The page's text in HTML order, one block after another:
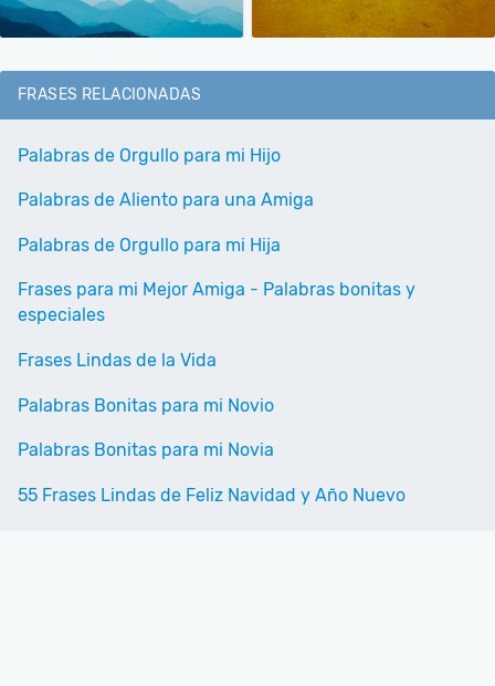
FRASES RELACIONADAS
Palabras de Orgullo para mi Hijo
Palabras de Aliento para una Amiga
Palabras de Orgullo para mi Hija
Frases para mi Mejor Amiga - Palabras bonitas y
especiales
Frases Lindas de la Vida
Palabras Bonitas para mi Novio
Palabras Bonitas para mi Novia
55 Frases Lindas de Feliz Navidad y Año Nuevo